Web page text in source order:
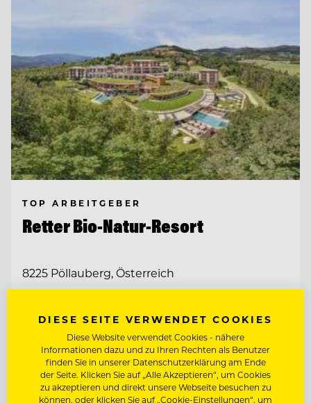
TOP ARBEITGEBER
Retter Bio-Natur-Resort
8225 Pöllauberg, Österreich
ETAGENFACHKRAFT (M/W/D)
REZEPTIONIST/IN
Entdecke alle Jobs
DIESE SEITE VERWENDET COOKIES
Diese Website verwendet Cookies - nähere
Informationen dazu und zu Ihren Rechten als Benutzer
finden Sie in unserer Datenschutzerklärung am Ende
der Seite. Klicken Sie auf „Alle Akzeptieren“, um Cookies
zu akzeptieren und direkt unsere Webseite besuchen zu
können, oder klicken Sie auf „Cookie-Einstellungen“, um